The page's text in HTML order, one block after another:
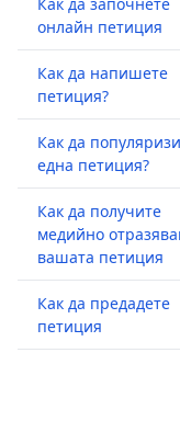
онлайн петиция
Как да напишете
петиция?
Как да
една петиция?
Как да получите
медийно
вашата петиция
Как да предадете
петиция